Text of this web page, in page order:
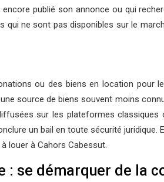
publié son annonce ou qui
ne sont pas disponibles sur le
ou des biens en location pour
source de biens souvent moins
sur les plateformes
un bail en toute sécurité
louer à Cahors Cabessut.
: se démarquer de la